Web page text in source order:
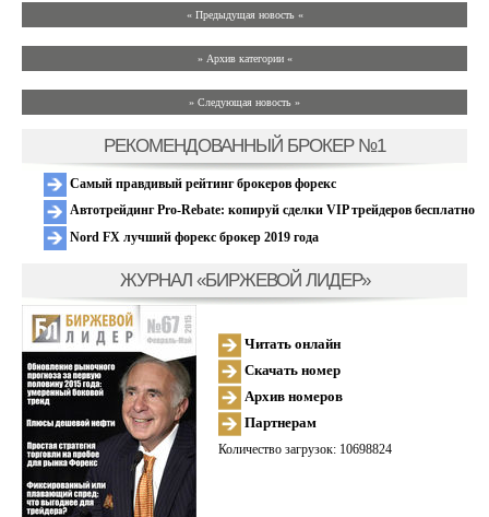
« Предыдущая новость «
» Архив категории «
» Следующая новость »
РЕКОМЕНДОВАННЫЙ БРОКЕР №1
Самый правдивый рейтинг брокеров форекс
Автотрейдинг Pro-Rebate: копируй сделки VIP трейдеров бесплатно
Nord FX лучший форекс брокер 2019 года
ЖУРНАЛ «БИРЖЕВОЙ ЛИДЕР»
Читать онлайн
Скачать номер
Архив номеров
Партнерам
Количество загрузок: 10698824